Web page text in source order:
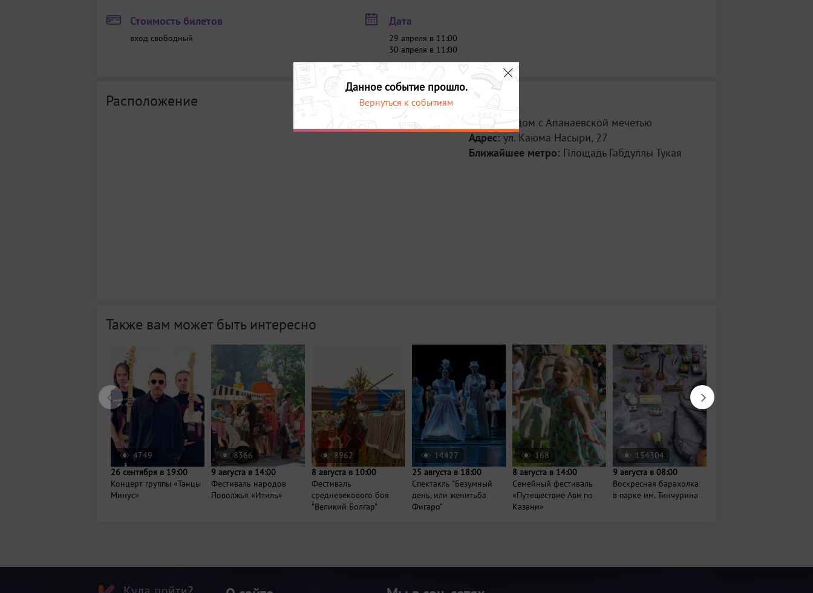
Стоимость билетов
вход свободный
Дата
29 апреля в 11:00
30 апреля в 11:00
Расположение
Место:
Рядом с Апанаевской мечетью
Адрес: ул. Каюма Насыри, 27
Ближайшее метро: Площадь Габдуллы Тукая
Также вам может быть интересно
4749
26 сентября в 19:00
Концерт группы «Танцы
Минус»
8366
9 августа в 14:00
Фестиваль народов
Поволжья «Итиль»
8962
8 августа в 10:00
Фестиваль
средневекового боя
"Великий Болгар"
14427
25 августа в 18:00
Спектакль "Безумный
день, или женитьба
Фигаро"
168
8 августа в 14:00
Семейный фестиваль
«Путешествие Ави по
Казани»
154304
9 августа в 08:00
Воскресная барахолка
в парке им. Тинчурина
Данное событие прошло.
Вернуться к событиям